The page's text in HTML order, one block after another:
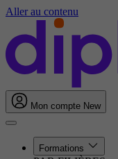
Aller au contenu
Mon compte New
Formations